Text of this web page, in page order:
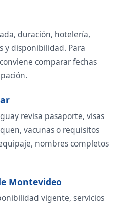
duración, hotelería,
y disponibilidad. Para
comparar fechas
revisa pasaporte, visas
vacunas o requisitos
nombres completos
Montevideo
vigente, servicios